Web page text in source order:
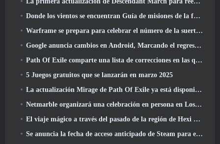
Donde los vientos se encuentran Guía de misiones de la fortaleza de Whitecrown
Warframe se prepara para celebrar el número de la suerte 13 Con eventos de aniversario
Google anuncia cambios en Android, Marcando el regreso de Fortnite a Play Store
Path Of Exile comparte una lista de correcciones en las que se está trabajando después del lanzamiento de Mirage
5 Juegos gratuitos que se lanzarán en marzo 2025
La actualización Mirage de Path Of Exile ya está disponible
Netmarble organizará una celebración en persona en Los Ángeles. Antes de los siete pecados capitales: Lanzamiento de origen
El viaje mágico a través del pasado de la región de Hexi comienza donde los vientos se encuentran hoy
Se anuncia la fecha de acceso anticipado de Steam para el ARPG Crystalfall de Steampunk